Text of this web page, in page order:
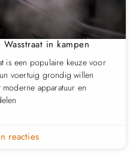
in kampen
is een populaire keuze voor
voertuig grondig willen
apparatuur en
reacties